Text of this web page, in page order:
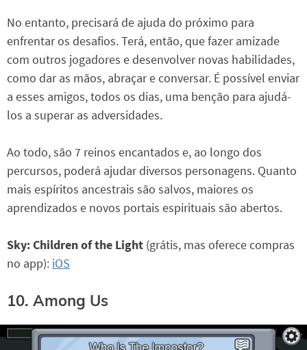
No entanto, precisará de ajuda do próximo para
enfrentar os desafios. Terá, então, que fazer amizade
com outros jogadores e desenvolver novas habilidades,
como dar as mãos, abraçar e conversar. É possível enviar
a esses amigos, todos os dias, uma benção para ajudá-
los a superar as adversidades.
Ao todo, são 7 reinos encantados e, ao longo dos
percursos, poderá ajudar diversos personagens. Quanto
mais espíritos ancestrais são salvos, maiores os
aprendizados e novos portais espirituais são abertos.
Sky: Children of the Light (grátis, mas oferece compras
no app): iOS
10. Among Us